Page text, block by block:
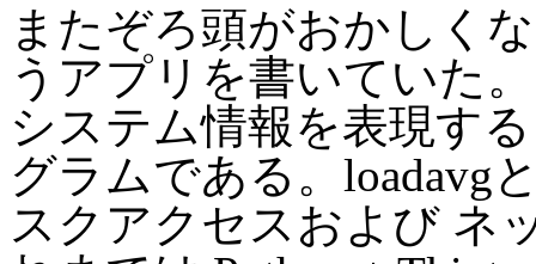
またぞろ頭がおかしく
うアプリを書いていた
システム情報を表現す
グラムである。loadavg
スクアクセスおよび ネ